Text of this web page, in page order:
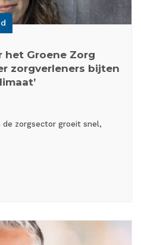
het Groene Zorg
zorgverleners bijten
de zorgsector groeit snel,